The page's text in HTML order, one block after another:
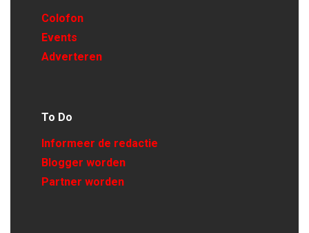
Colofon
Events
Adverteren
To Do
Informeer de redactie
Blogger worden
Partner worden